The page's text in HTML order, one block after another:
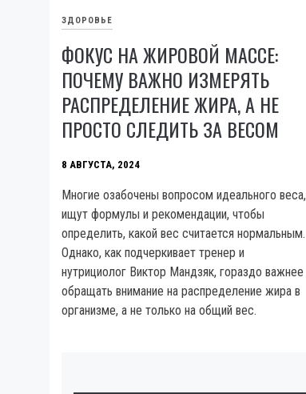
ЗДОРОВЬЕ
ФОКУС НА ЖИРОВОЙ МАССЕ:
ПОЧЕМУ ВАЖНО ИЗМЕРЯТЬ
РАСПРЕДЕЛЕНИЕ ЖИРА, А НЕ
ПРОСТО СЛЕДИТЬ ЗА ВЕСОМ
8 АВГУСТА, 2024
Многие озабочены вопросом идеального веса,
ищут формулы и рекомендации, чтобы
определить, какой вес считается нормальным.
Однако, как подчеркивает тренер и
нутрициолог Виктор Мандзяк, гораздо важнее
обращать внимание на распределение жира в
организме, а не только на общий вес.